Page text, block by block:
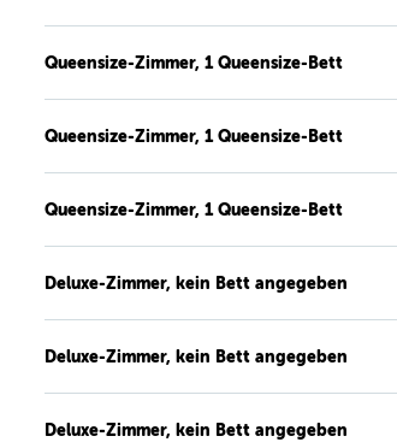
Queensize-Zimmer, 1 Queensize-Bett
Queensize-Zimmer, 1 Queensize-Bett
Queensize-Zimmer, 1 Queensize-Bett
Deluxe-Zimmer, kein Bett angegeben
Deluxe-Zimmer, kein Bett angegeben
Deluxe-Zimmer, kein Bett angegeben